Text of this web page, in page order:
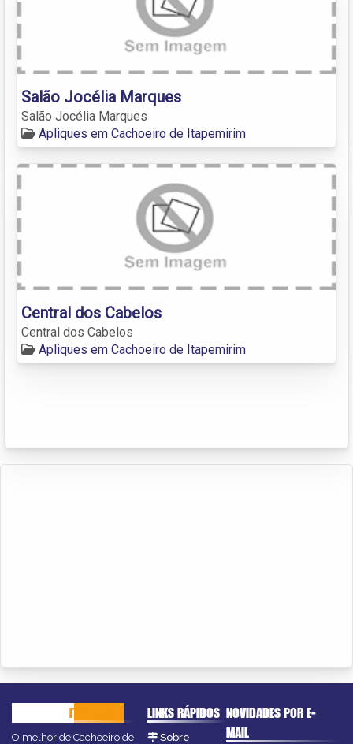
Salão Jocélia Marques
Salão Jocélia Marques
Apliques em Cachoeiro de Itapemirim
Central dos Cabelos
Central dos Cabelos
Apliques em Cachoeiro de Itapemirim
ITAPEMIRIM
O melhor de Cachoeiro de
LINKS RÁPIDOS
Sobre
NOVIDADES POR E-
MAIL